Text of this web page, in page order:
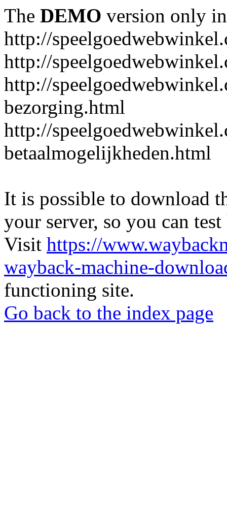
The DEMO version only
http://
http://
http://
bezorging.html
http://
betaalmogelijkheden.html
It is possible to download
your server, so you can
Visit https://
wayback-machine-
functioning site.
Go back to the index page